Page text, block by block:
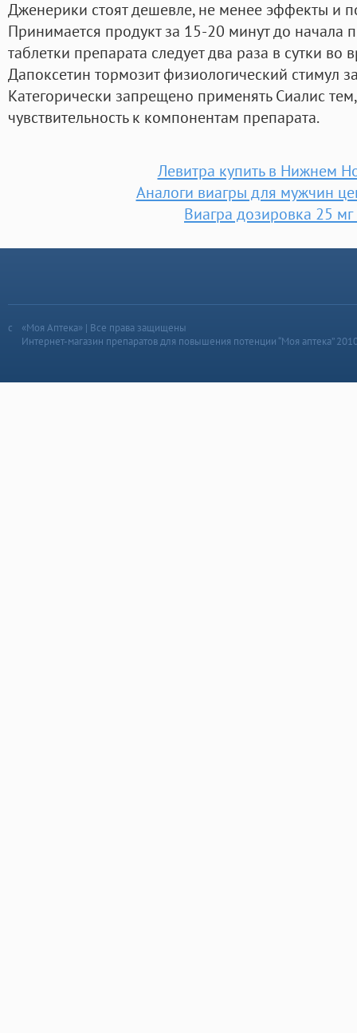
Дженерики стоят дешевле, не менее эффекты и
Принимается продукт за 15-20 минут до начала
таблетки препарата следует два раза в сутки
Дапоксетин тормозит физиологический стимул
Категорически запрещено применять Сиалис
чувствительность к компонентам препарата.
Левитра купить в Нижнем
Аналоги виагры для мужчин
Виагра дозировка 25
«Моя Аптека» | Все права защищены
Интернет-магазин препаратов для повышения потенции “Моя аптека”